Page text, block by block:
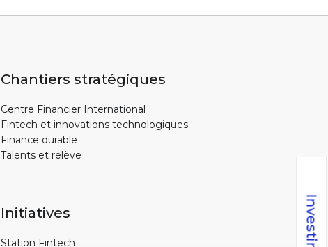
Chantiers stratégiques
Centre Financier International
Fintech et innovations technologiques
Finance durable
Talents et relève
Initiatives
Station Fintech